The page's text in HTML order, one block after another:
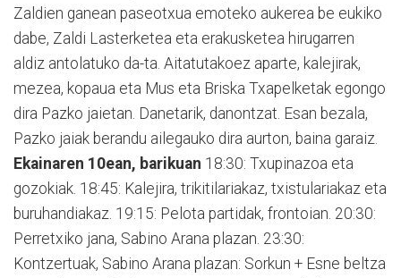
Zaldien ganean paseotxua emoteko aukerea be eukiko
dabe, Zaldi Lasterketea eta erakusketea hirugarren
aldiz antolatuko da-ta. Aitatutakoez aparte, kalejirak,
mezea, kopaua eta Mus eta Briska Txapelketak egongo
dira Pazko jaietan. Danetarik, danontzat. Esan bezala,
Pazko jaiak berandu ailegauko dira aurton, baina garaiz.
Ekainaren 10ean, barikuan 18:30: Txupinazoa eta
gozokiak. 18:45: Kalejira, trikitilariakaz, txistulariakaz eta
buruhandiakaz. 19:15: Pelota partidak, frontoian. 20:30:
Perretxiko jana, Sabino Arana plazan. 23:30:
Kontzertuak, Sabino Arana plazan: Sorkun + Esne beltza